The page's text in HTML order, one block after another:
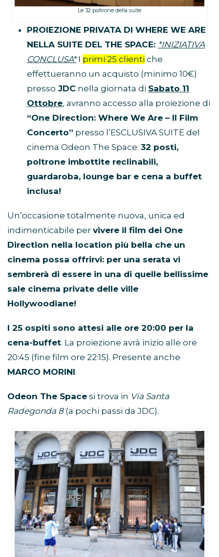
Le 32 poltrone della suite
PROIEZIONE PRIVATA DI WHERE WE ARE
NELLA SUITE DEL THE SPACE: *INIZIATIVA
CONCLUSA*I primi 25 clienti che
effettueranno un acquisto (minimo 10€)
presso JDC nella giornata di Sabato 11
Ottobre, avranno accesso alla proiezione di
“One Direction: Where We Are – Il Film
Concerto” presso l’ESCLUSIVA SUITE del
cinema Odeon The Space: 32 posti,
poltrone imbottite reclinabili,
guardaroba, lounge bar e cena a buffet
inclusa!
Un’occasione totalmente nuova, unica ed
indimenticabile per vivere il film dei One
Direction nella location più bella che un
cinema possa offrirvi: per una serata vi
sembrerà di essere in una di quelle bellissime
sale cinema private delle ville
Hollywoodiane!
I 25 ospiti sono attesi alle ore 20:00 per la
cena-buffet. La proiezione avrà inizio alle ore
20:45 (fine film ore 22:15). Presente anche
MARCO MORINI.
Odeon The Space si trova in Via Santa
Radegonda 8(a pochi passi da JDC).